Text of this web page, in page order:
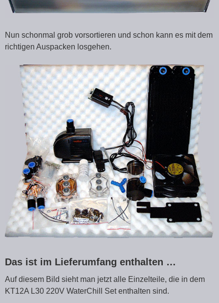
Nun schonmal grob vorsortieren und schon kann es mit dem
richtigen Auspacken losgehen.
Das ist im Lieferumfang enthalten …
Auf diesem Bild sieht man jetzt alle Einzelteile, die in dem
KT12A L30 220V WaterChill Set enthalten sind.